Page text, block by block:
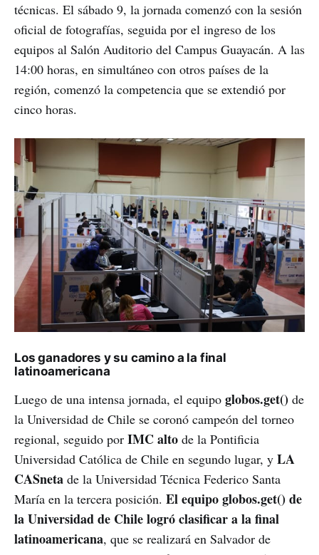
técnicas. El sábado 9, la jornada comenzó con la sesión
oficial de fotografías, seguida por el ingreso de los
equipos al Salón Auditorio del Campus Guayacán. A las
14:00 horas, en simultáneo con otros países de la
región, comenzó la competencia que se extendió por
cinco horas.
Los ganadores y su camino a la final
latinoamericana
Luego de una intensa jornada, el equipo globos.get() de
la Universidad de Chile se coronó campeón del torneo
regional, seguido por IMC alto de la Pontificia
Universidad Católica de Chile en segundo lugar, y LA
CASneta de la Universidad Técnica Federico Santa
María en la tercera posición. El equipo globos.get() de
la Universidad de Chile logró clasificar a la final
latinoamericana, que se realizará en Salvador de